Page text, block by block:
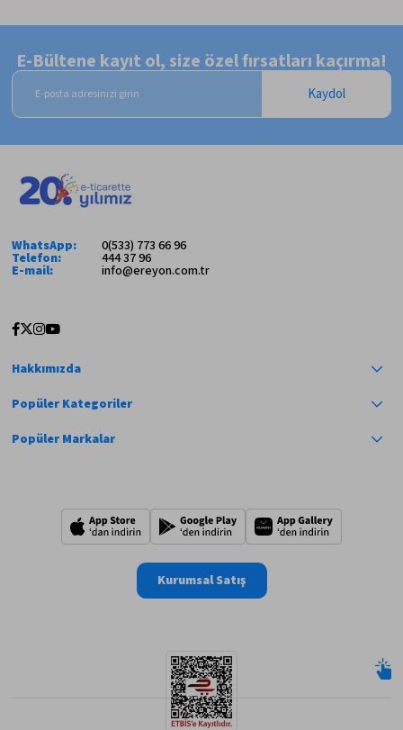
E-Bültene kayıt ol, size özel fırsatları kaçırma!
Kaydol
WhatsApp: 0(533) 773 66 96
Telefon: 444 37 96
E-mail: info@ereyon.com.tr
Hakkımızda
Popüler Kategoriler
Popüler Markalar
Kurumsal Satış